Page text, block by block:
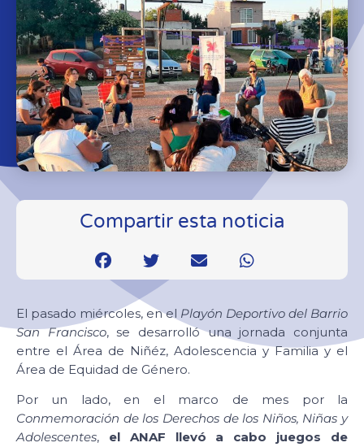
Compartir esta noticia
El pasado miércoles, en el Playón Deportivo del Barrio
San Francisco, se desarrolló una jornada conjunta
entre el Área de Niñéz, Adolescencia y Familia y el
Área de Equidad de Género.
Por un lado, en el marco de mes por la
Conmemoración de los Derechos de los Niños, Niñas y
Adolescentes, el ANAF llevó a cabo juegos de